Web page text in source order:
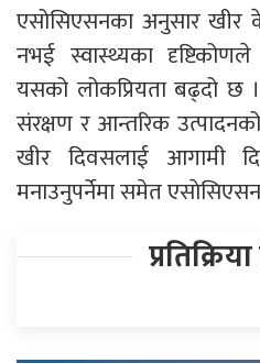
एसोसिएसनका अनुसार खीर
नभई स्वास्थ्यका
यसको लोकप्रियता बढ्दो छ ।
संरक्षण र आन्तरिक उत्पादनको
खीर दिवसलाई आगामी
मनाउनुपर्नेमा समेत